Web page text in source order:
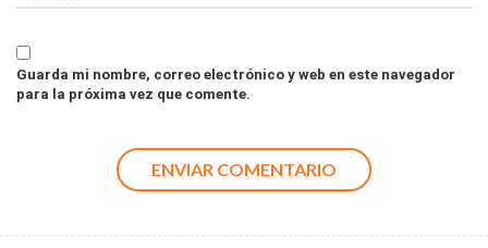
Guarda mi nombre, correo electrónico y web en este navegador
para la próxima vez que comente.